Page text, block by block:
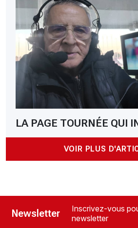
LA PAGE TOURNÉE QUI
VOIR PLUS
Newsletter
Inscrivez-vous
newsletter